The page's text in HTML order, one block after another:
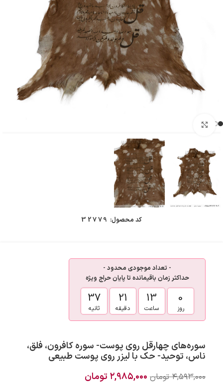
کد محصول: 32779
- تعداد موجودی محدود -
حداکثر زمان باقیمانده تا پایان حراج ویژه
0
روز
13
ساعت
21
دقیقه
36
ثانیه
سوره‌های چهارقل روی پوست- سوره کافرون، فلق،
ناس، توحید- حک با لیزر روی پوست طبیعی
۴,۵۹۳,۰۰۰ تومان ۲,۹۸۵,۰۰۰ تومان